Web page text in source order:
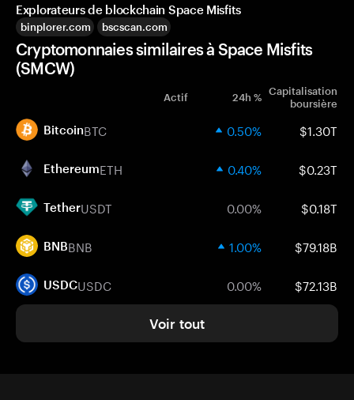
Explorateurs de blockchain Space Misfits
binplorer.com bscscan.com
Cryptomonnaies similaires à Space Misfits
(SMCW)
Actif 24h % Capitalisation
boursière
BitcoinBTC 0.50% $1.30T
EthereumETH 0.40% $0.23T
TetherUSDT 0.00% $0.18T
BNBBNB 1.00% $79.18B
USDCUSDC 0.00% $72.13B
Voir tout